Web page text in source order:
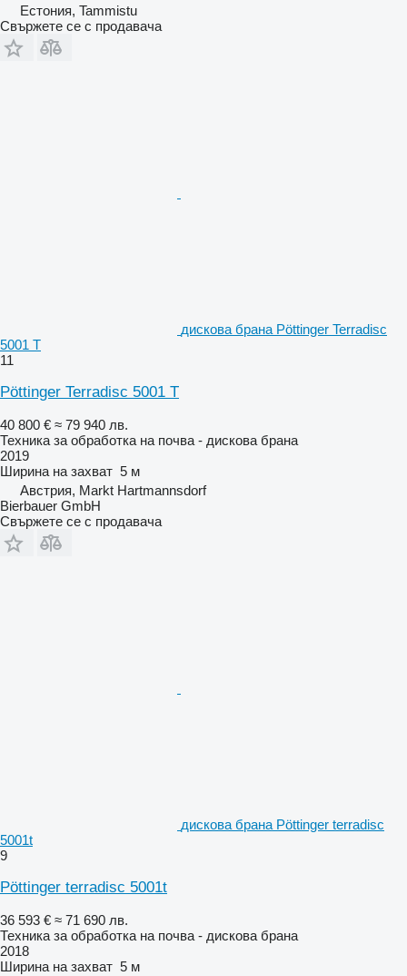
Естония, Tammistu
Свържете се с продавача
дискова брана Pöttinger Terradisc
5001 T
11
Pöttinger Terradisc 5001 T
40 800 € ≈ 79 940 лв.
Техника за обработка на почва - дискова брана
2019
Ширина на захват 5 м
Австрия, Markt Hartmannsdorf
Bierbauer GmbH
Свържете се с продавача
дискова брана Pöttinger terradisc
5001t
9
Pöttinger terradisc 5001t
36 593 € ≈ 71 690 лв.
Техника за обработка на почва - дискова брана
2018
Ширина на захват 5 м